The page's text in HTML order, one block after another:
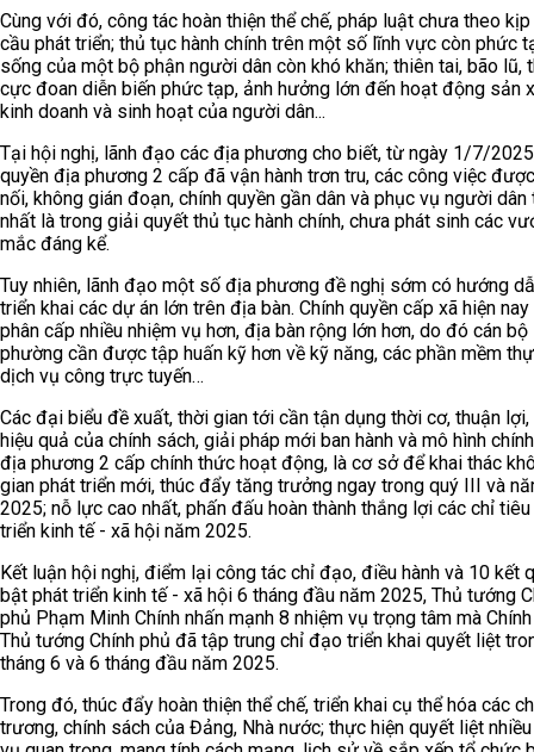
Cùng với đó, công tác hoàn thiện thể chế, pháp luật chưa theo
cầu phát triển; thủ tục hành chính trên một số lĩnh vực còn phức
sống của một bộ phận người dân còn khó khăn; thiên tai, bão lũ,
cực đoan diễn biến phức tạp, ảnh hưởng lớn đến hoạt động sản
kinh doanh và sinh hoạt của người dân...
Tại hội nghị, lãnh đạo các địa phương cho biết, từ ngày 1/7/
quyền địa phương 2 cấp đã vận hành trơn tru, các công việc
nối, không gián đoạn, chính quyền gần dân và phục vụ người dân
nhất là trong giải quyết thủ tục hành chính, chưa phát sinh các
mắc đáng kể.
Tuy nhiên, lãnh đạo một số địa phương đề nghị sớm có hướng
triển khai các dự án lớn trên địa bàn. Chính quyền cấp xã hiện
phân cấp nhiều nhiệm vụ hơn, địa bàn rộng lớn hơn, do đó cán bộ
phường cần được tập huấn kỹ hơn về kỹ năng, các phần mềm
dịch vụ công trực tuyến…
Các đại biểu đề xuất, thời gian tới cần tận dụng thời cơ, thuận lợi,
hiệu quả của chính sách, giải pháp mới ban hành và mô hình
địa phương 2 cấp chính thức hoạt động, là cơ sở để khai thác
gian phát triển mới, thúc đẩy tăng trưởng ngay trong quý III và
2025; nỗ lực cao nhất, phấn đấu hoàn thành thắng lợi các chỉ
triển kinh tế - xã hội năm 2025.
Kết luận hội nghị, điểm lại công tác chỉ đạo, điều hành và 10 kết
bật phát triển kinh tế - xã hội 6 tháng đầu năm 2025, Thủ tướng
phủ Phạm Minh Chính nhấn mạnh 8 nhiệm vụ trọng tâm mà
Thủ tướng Chính phủ đã tập trung chỉ đạo triển khai quyết liệt
tháng 6 và 6 tháng đầu năm 2025.
Trong đó, thúc đẩy hoàn thiện thể chế, triển khai cụ thể hóa các
trương, chính sách của Đảng, Nhà nước; thực hiện quyết liệt